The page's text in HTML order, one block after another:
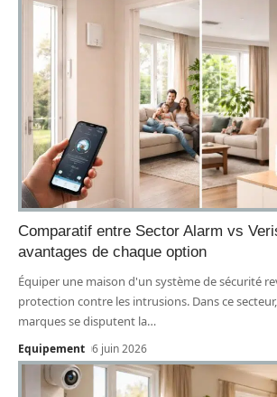
Comparatif entre Sector Alarm vs
avantages de chaque option
Équiper une maison d'un système de sécurité
protection contre les intrusions. Dans ce
marques se disputent la…
Equipement 6 juin 2026